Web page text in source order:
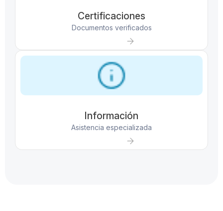
Certificaciones
Documentos verificados
Información
Asistencia especializada